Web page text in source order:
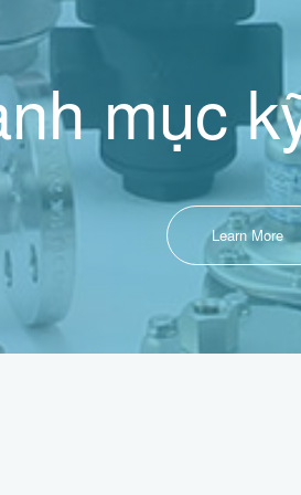
mục
Learn More